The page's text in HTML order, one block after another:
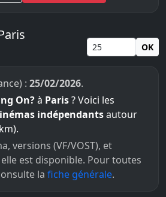
OK
: 25/02/2026.
On?à Paris? Voici les
indépendantsautour
versions (VF/VOST), et
est disponible. Pour toutes
la fiche générale.